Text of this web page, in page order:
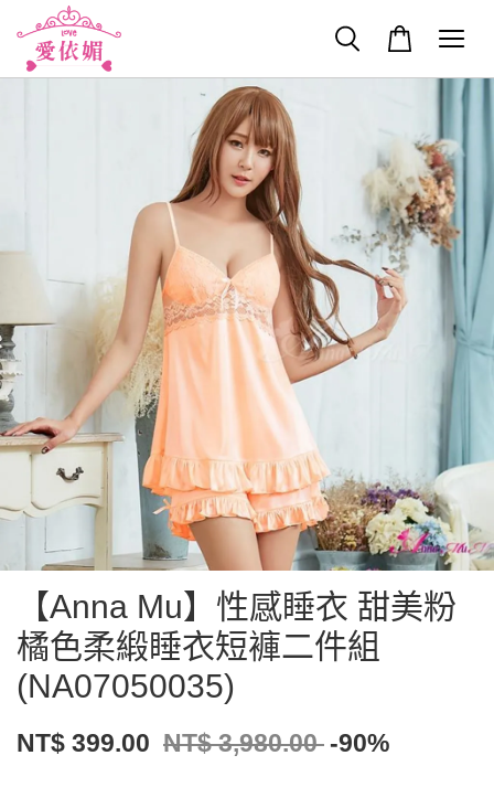
【Anna Mu】性感睡衣 甜美粉
橘色柔緞睡衣短褲二件組
(NA07050035)
NT$ 399.00 NT$ 3,980.00 -90%